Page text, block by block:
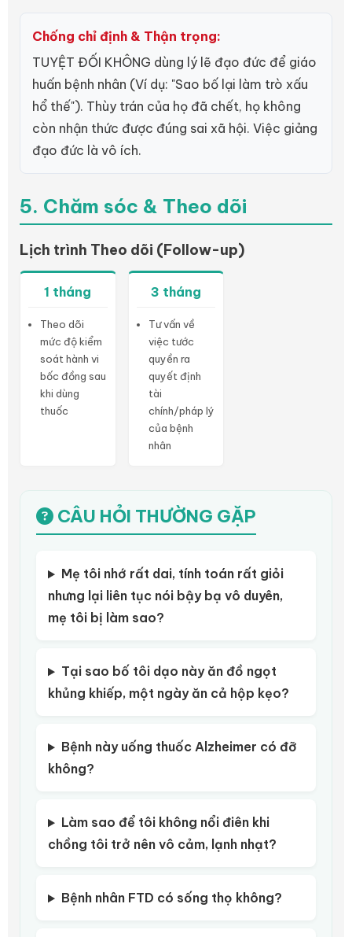
Chống chỉ định & Thận trọng:
TUYỆT ĐỐI KHÔNG dùng lý lẽ đạo đức để giáo
huấn bệnh nhân (Ví dụ: "Sao bố lại làm trò xấu
hổ thế"). Thùy trán của họ đã chết, họ không
còn nhận thức được đúng sai xã hội. Việc giảng
đạo đức là vô ích.
5. Chăm sóc & Theo dõi
Lịch trình Theo dõi (Follow-up)
1 tháng
Theo dõi
mức độ kiểm
soát hành vi
bốc đồng sau
khi dùng
thuốc
3 tháng
Tư vấn về
việc tước
quyền ra
quyết định
tài
chính/pháp lý
của bệnh
nhân
CÂU HỎI THƯỜNG GẶP
Mẹ tôi nhớ rất dai, tính toán rất giỏi
nhưng lại liên tục nói bậy bạ vô duyên,
mẹ tôi bị làm sao?
Tại sao bố tôi dạo này ăn đồ ngọt
khủng khiếp, một ngày ăn cả hộp kẹo?
Bệnh này uống thuốc Alzheimer có đỡ
không?
Làm sao để tôi không nổi điên khi
chồng tôi trở nên vô cảm, lạnh nhạt?
Bệnh nhân FTD có sống thọ không?